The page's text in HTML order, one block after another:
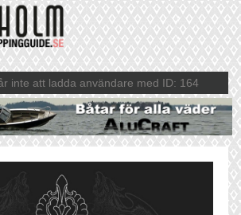
inte att ladda användare med ID: 164